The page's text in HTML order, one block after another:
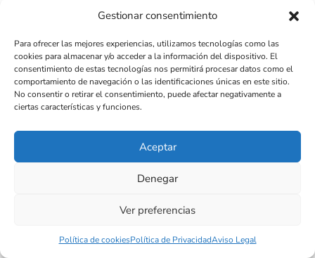
Gestionar consentimiento
Para ofrecer las mejores experiencias, utilizamos tecnologías como las
cookies para almacenar y/o acceder a la información del dispositivo. El
consentimiento de estas tecnologías nos permitirá procesar datos como el
comportamiento de navegación o las identificaciones únicas en este sitio.
No consentir o retirar el consentimiento, puede afectar negativamente a
ciertas características y funciones.
Aceptar
Denegar
Ver preferencias
Política de cookiesPolítica de PrivacidadAviso Legal
11.1 Descubre todas las funcionalidades y
configuraciones de Dux Soup.
de oportunidades de ventas en línea para LinkedIn.
Genera noticias sobre su perfil y ventas para su
recibe correos electrónicos, etiqueta tus clientes.
en tu CRM favorito.